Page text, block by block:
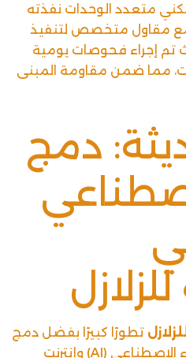
متعدد الوحدات نفذته
مع مقاول متخصص لتنفيذ
تم إجراء فحوصات يومية
مما ضمن مقاومة المبنى
دمج
تطورًا كبيرًا بفضل دمج
الاصطناعي
(AI) وإنترنت